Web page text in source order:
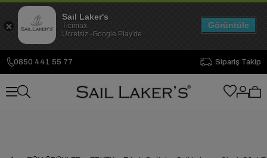
0850 441 55 77 Sipariş Takip
Sail Laker's
Ticimax
Ücretsiz -Google Play'de
Görüntüle